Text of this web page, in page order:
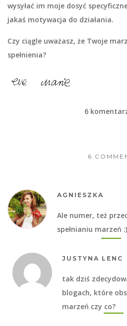
wysyłać im moje dosyć
jakaś motywacja do działania.
Czy ciągle uważasz, że Twoje
spełnienia?
6
6
AGNIESZKA
Ale numer, też
spełnianiu marzeń :)
JUSTYNA LENC
tak dziś
blogach, które
marzeń czy co?